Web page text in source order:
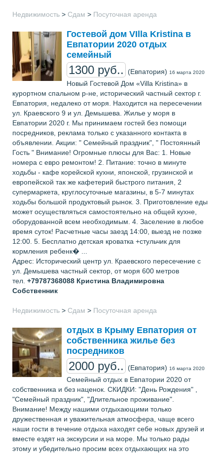
Недвижимость > Сдам > Посуточная аренда
Гостевой дом VIlla Kristina в
Евпатории 2020 отдых
семейный
1300 руб.. (Евпатория) 16 марта 2020
Новый Гостевой Дом «Villa Kristina» в
курортном спальном р-не, исторический частный сектор г.
Евпатория, недалеко от моря. Находится на пересечении
ул. Краевского 9 и ул. Демышева. Жилье у моря в
Евпатории 2020 г. Мы принимаем гостей без помощи
посредников, реклама только с указанного контакта в
объявлении. Акции: " Семейный праздник", " Постоянный
Гость " Внимание! Огромные плюсы для Вас: 1. Новые
номера с евро ремонтом! 2. Питание: точно в минуте
ходьбы - кафе корейской кухни, японской, грузинской и
европейской так же кафетерий быстрого питания, 2
супермаркета, круглосуточные магазины, в 5-7 минутах
ходьбы большой продуктовый рынок. 3. Приготовление еды
может осуществляться самостоятельно на общей кухне,
оборудованной всем необходимым. 4. Заселение в любое
время суток! Расчетные часы заезд 14:00, выезд не позже
12:00. 5. Бесплатно детская кроватка +стульчик для
кормления ребенк� ...
Адрес: Исторический центр ул. Краевского пересечение с
ул. Демышева частный сектор, от моря 600 метров
тел. +79787368088 Кристина Владимировна
Собственник
Недвижимость > Сдам > Посуточная аренда
отдых в Крыму Евпатория от
собственника жилье без
посредников
2000 руб.. (Евпатория) 16 марта 2020
Семейный отдых в Евпатории 2020 от
собственника и без наценок. СКИДКИ: "День Рождения" ,
"Семейный праздник", "Длительное проживание".
Внимание! Между нашими отдыхающими только
дружественная и уважительная атмосфера, чаще всего
наши гости в течение отдыха находят себе новых друзей и
вместе ездят на экскурсии и на море. Мы только рады
этому и убедительно просим всех отдыхающих на это